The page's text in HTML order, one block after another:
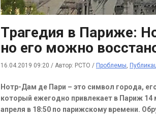
Трагедия в Париже:
но его можно
16.04.2019 09:20 / Автор: РСТО / Проблемы,
Нотр-Дам де Пари – это символ города,
который ежегодно привлекает в Париж 14
апреля в 18:50 по парижскому времени.